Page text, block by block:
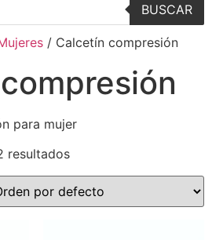
BUSCAR
/ Calcetín compresión
para mujer
resultados